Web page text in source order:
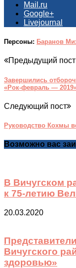
Mail.ru
Google+
Livejournal
Персоны: Баранов
Предыдущий пост
Завершились
«Рок-февраль —
Следующий пост
Руководство Кохмы
Возможно вас
В Вичугском
к 75-летию
20.03.2020
Вичугского
здоровью»